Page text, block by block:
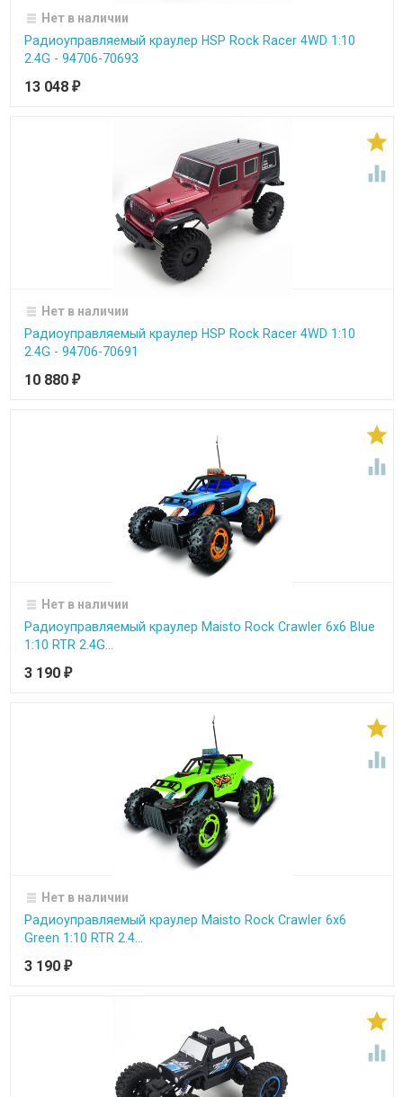
Нет в наличии
Радиоуправляемый краулер HSP Rock Racer 4WD 1:10
2.4G - 94706-70693
13 048 ₽


Нет в наличии
Радиоуправляемый краулер HSP Rock Racer 4WD 1:10
2.4G - 94706-70691
10 880 ₽


Нет в наличии
Радиоуправляемый краулер Maisto Rock Crawler 6x6 Blue
1:10 RTR 2.4G...
3 190 ₽


Нет в наличии
Радиоуправляемый краулер Maisto Rock Crawler 6x6
Green 1:10 RTR 2.4...
3 190 ₽

